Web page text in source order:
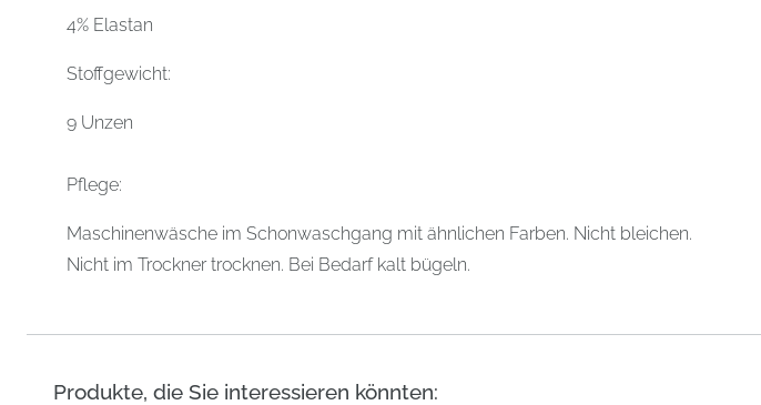
4% Elastan
Stoffgewicht:
9 Unzen
Pflege:
Maschinenwäsche im Schonwaschgang mit ähnlichen Farben. Nicht bleichen.
Nicht im Trockner trocknen. Bei Bedarf kalt bügeln.
Produkte, die Sie interessieren könnten: